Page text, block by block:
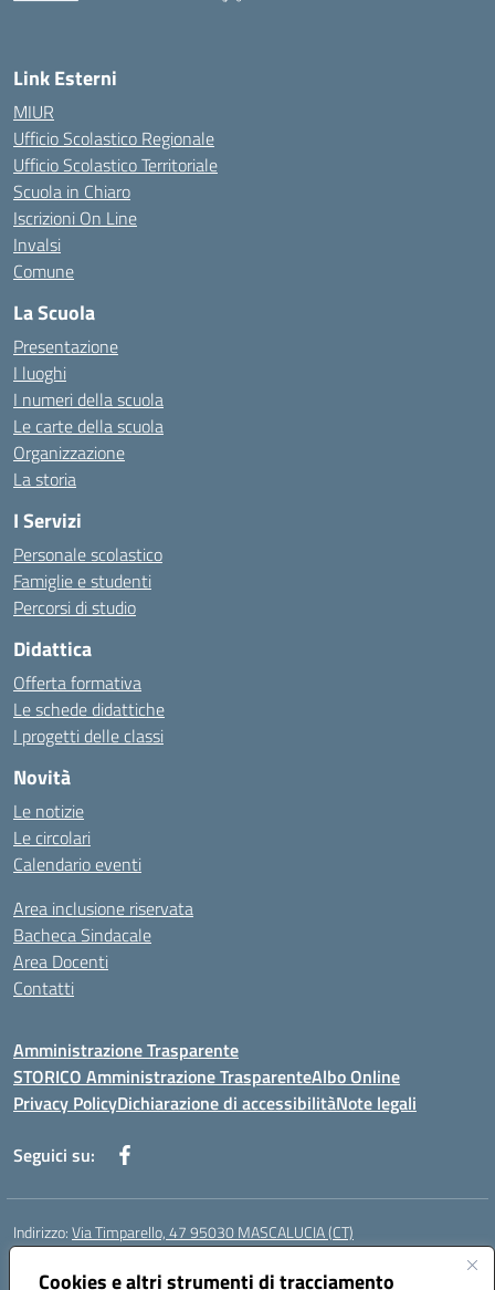
Cookies e altri strumenti di tracciamento
Link Esterni
MIUR
Ufficio Scolastico Regionale
Ufficio Scolastico Territoriale
Scuola in Chiaro
Iscrizioni On Line
Invalsi
Comune
La Scuola
Presentazione
I luoghi
I numeri della scuola
Le carte della scuola
Organizzazione
La storia
I Servizi
Personale scolastico
Famiglie e studenti
Percorsi di studio
Didattica
Offerta formativa
Le schede didattiche
I progetti delle classi
Novità
Le notizie
Le circolari
Calendario eventi
Area inclusione riservata
Bacheca Sindacale
Area Docenti
Contatti
Amministrazione Trasparente
STORICO Amministrazione TrasparenteAlbo Online
Privacy PolicyDichiarazione di accessibilitàNote legali
Seguici su:
Indirizzo:Via Timparello, 47 95030 MASCALUCIA (CT)
Centralino:
Posta elettronica certificata (PEC):ctic8bc002@pec.istruzione.it